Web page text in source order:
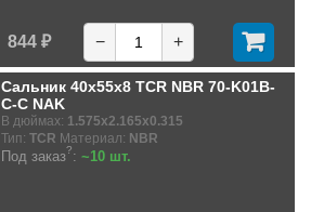
844 ₽ − +
Сальник 40x55x8 TCR NBR 70-K01B-
C-C NAK
В дюймах: 1.575x2.165x0.315
Тип: TCR Материал: NBR
Под заказ?: ~10 шт.